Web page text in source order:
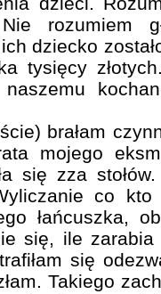
rozumiem
dziecko
tysięcy
brałam
mojego
się zza
co
łańcuszka,
się, ile
się
Takiego